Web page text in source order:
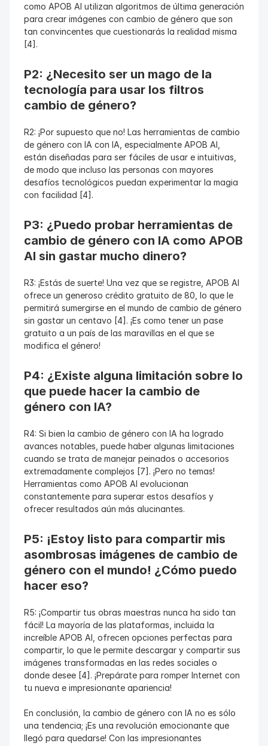
como APOB AI utilizan algoritmos de última generación
para crear imágenes con cambio de género que son
tan convincentes que cuestionarás la realidad misma
[4].
P2: ¿Necesito ser un mago de la
tecnología para usar los filtros
cambio de género?
R2: ¡Por supuesto que no! Las herramientas de cambio
de género con IA con IA, especialmente APOB AI,
están diseñadas para ser fáciles de usar e intuitivas,
de modo que incluso las personas con mayores
desafíos tecnológicos puedan experimentar la magia
con facilidad [4].
P3: ¿Puedo probar herramientas de
cambio de género con IA como APOB
AI sin gastar mucho dinero?
R3: ¡Estás de suerte! Una vez que se registre, APOB AI
ofrece un generoso crédito gratuito de 80, lo que le
permitirá sumergirse en el mundo de cambio de género
sin gastar un centavo [4]. ¡Es como tener un pase
gratuito a un país de las maravillas en el que se
modifica el género!
P4: ¿Existe alguna limitación sobre lo
que puede hacer la cambio de
género con IA?
R4: Si bien la cambio de género con IA ha logrado
avances notables, puede haber algunas limitaciones
cuando se trata de manejar peinados o accesorios
extremadamente complejos [7]. ¡Pero no temas!
Herramientas como APOB AI evolucionan
constantemente para superar estos desafíos y
ofrecer resultados aún más alucinantes.
P5: ¡Estoy listo para compartir mis
asombrosas imágenes de cambio de
género con el mundo! ¿Cómo puedo
hacer eso?
R5: ¡Compartir tus obras maestras nunca ha sido tan
fácil! La mayoría de las plataformas, incluida la
increíble APOB AI, ofrecen opciones perfectas para
compartir, lo que le permite descargar y compartir sus
imágenes transformadas en las redes sociales o
donde desee [4]. ¡Prepárate para romper Internet con
tu nueva e impresionante apariencia!
En conclusión, la cambio de género con IA no es sólo
una tendencia; ¡Es una revolución emocionante que
llegó para quedarse! Con las impresionantes